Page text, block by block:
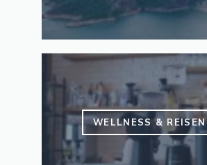
WELLNESS & REISEN